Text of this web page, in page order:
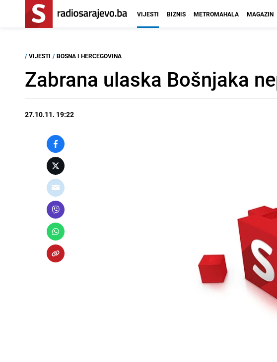
VIJESTI BIZNIS METROMAHALA MAGAZIN
/ VIJESTI / BOSNA I HERCEGOVINA
Zabrana ulaska Bošnjaka
27.10.11. 19:22